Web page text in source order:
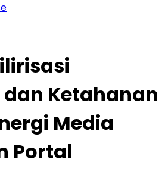
Ketahanan
Media
Portal